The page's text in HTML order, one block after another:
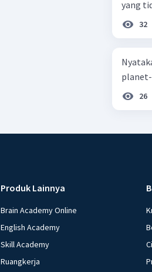
yang
32
26
Produk Lainnya
Brain Academy Online
English Academy
Skill Academy
Ruangkerja